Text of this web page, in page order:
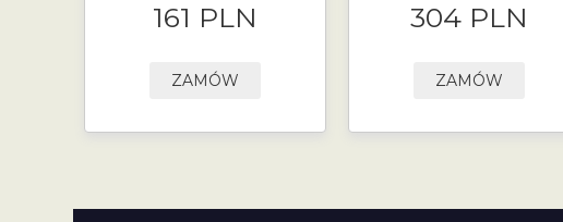
161 PLN
ZAMÓW
304 PLN
ZAMÓW